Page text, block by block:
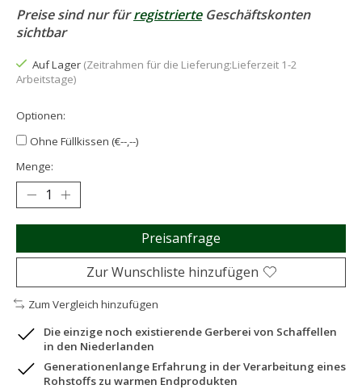
Preise sind nur fürregistrierteGeschäftskonten
sichtbar
Auf Lager (Zeitrahmen für die Lieferung:Lieferzeit 1-2
Arbeitstage)
Optionen:
Ohne Füllkissen (€--,--)
Menge:
Preisanfrage
Zur Wunschliste hinzufügen
Zum Vergleich hinzufügen
Die einzige noch existierende Gerberei von Schaffellen
in den Niederlanden
Generationenlange Erfahrung in der Verarbeitung eines
Rohstoffs zu warmen Endprodukten